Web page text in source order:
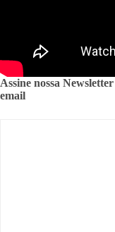
Assine nossa
email